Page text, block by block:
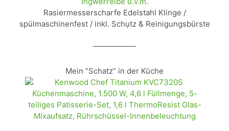
Rasiermesserscharfe Edelstahl Klinge /
spülmaschinenfest / inkl. Schụtz & Reinigungsbürste
Mein “Schatz” in der Küche